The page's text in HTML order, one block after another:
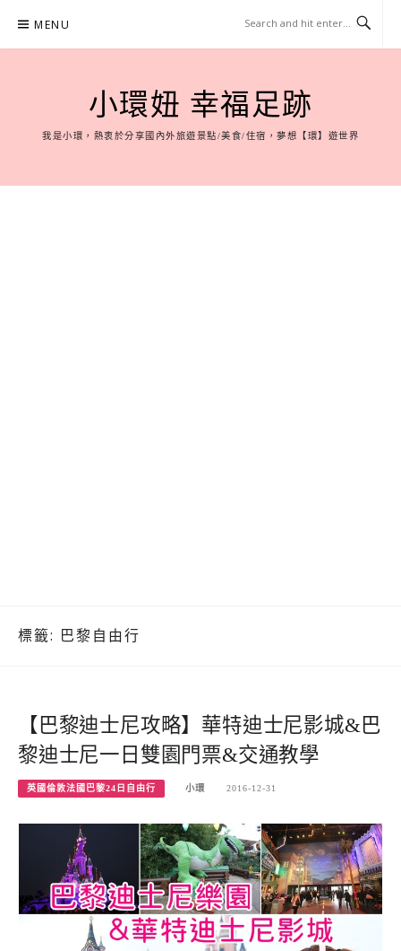
content
MENU
小環妞 幸福足跡
我是小環，熱衷於分享國內外旅遊景點/美食/住宿，夢想【環】遊世界
標籤: 巴黎自由行
【巴黎迪士尼攻略】華特迪士尼影城&巴
黎迪士尼一日雙園門票&交通教學
英國倫敦法國巴黎24日自由行 小環 2016-12-31